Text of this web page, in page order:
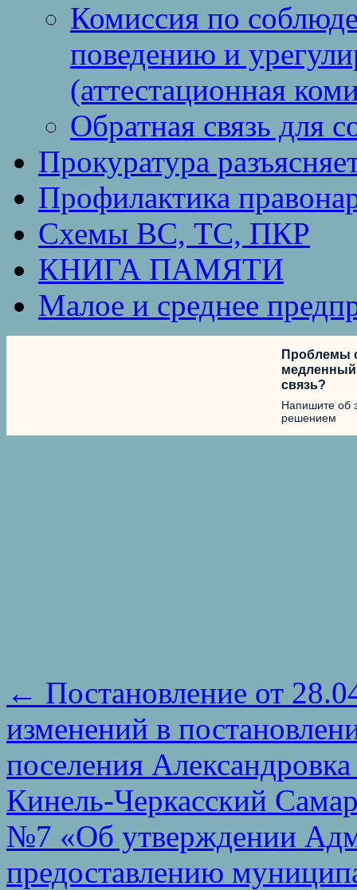
Комиссия по
поведению и
(аттестационная
Обратная связь для
Прокуратура
Профилактика
Схемы ВС, ТС, ПКР
КНИГА ПАМЯТИ
Малое и среднее
Проблемы
медленный
связь?
Напишите об
решением
← Постановление от
изменений в
поселения
Кинель-Черкасский
№7 «Об утверждении
предоставлению